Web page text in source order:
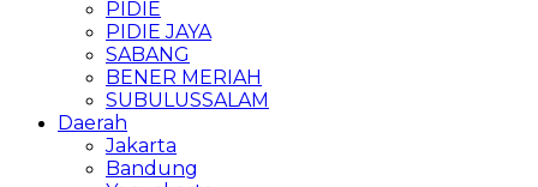
PIDIE
PIDIE JAYA
SABANG
BENER MERIAH
SUBULUSSALAM
Daerah
Jakarta
Bandung